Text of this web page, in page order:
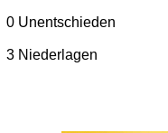
0 Unentschieden
3 Niederlagen